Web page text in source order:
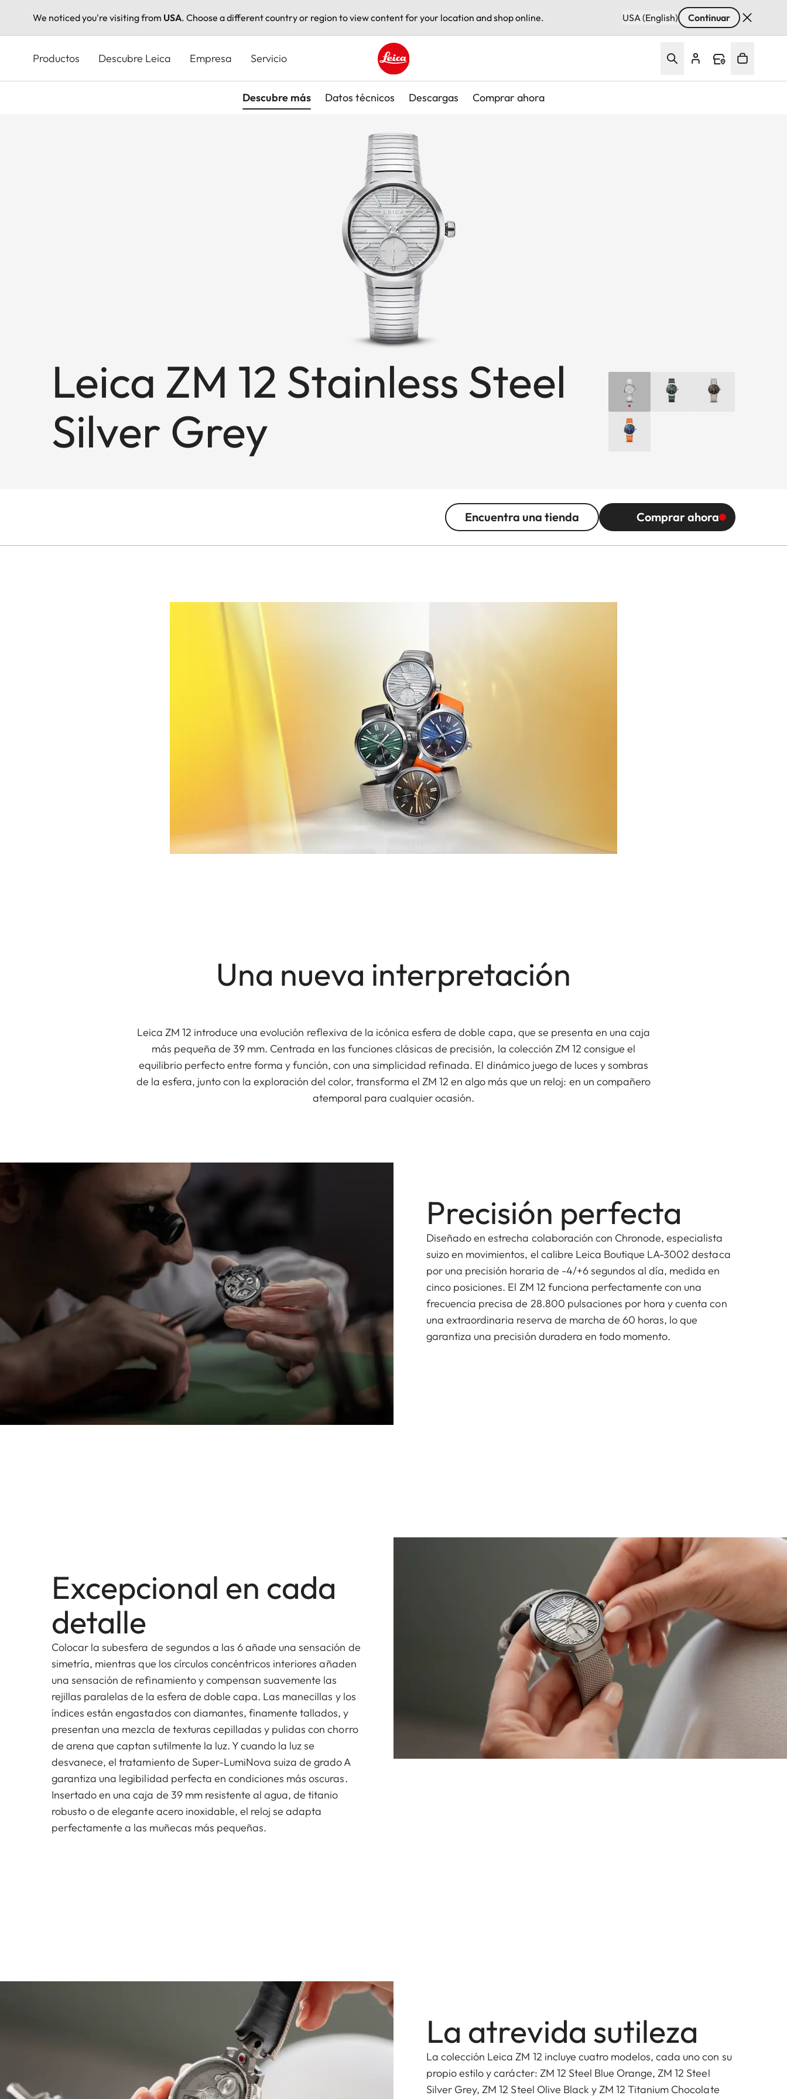
We noticed you're visiting from USA. Choose a different country or region to view content for your location and shop online. USA (English) Continuar
principal
Productos Descubre Leica Empresa Servicio
Leica logo - Home
Descubre más Datos técnicos Descargas Comprar ahora
Leica ZM 12 Stainless Steel
Silver Grey
Encuentra una tienda Comprar ahora
Una nueva interpretación
Leica ZM 12 introduce una evolución reflexiva de la icónica esfera de doble capa, que se presenta en una caja
más pequeña de 39 mm. Centrada en las funciones clásicas de precisión, la colección ZM 12 consigue el
equilibrio perfecto entre forma y función, con una simplicidad refinada. El dinámico juego de luces y sombras
de la esfera, junto con la exploración del color, transforma el ZM 12 en algo más que un reloj: en un compañero
atemporal para cualquier ocasión.
Precisión perfecta
Diseñado en estrecha colaboración con Chronode, especialista
suizo en movimientos, el calibre Leica Boutique LA-3002 destaca
por una precisión horaria de -4/+6 segundos al día, medida en
cinco posiciones. El ZM 12 funciona perfectamente con una
frecuencia precisa de 28.800 pulsaciones por hora y cuenta con
una extraordinaria reserva de marcha de 60 horas, lo que
garantiza una precisión duradera en todo momento.
Excepcional en cada
detalle
Colocar la subesfera de segundos a las 6 añade una sensación de
simetría, mientras que los círculos concéntricos interiores añaden
una sensación de refinamiento y compensan suavemente las
rejillas paralelas de la esfera de doble capa. Las manecillas y los
índices están engastados con diamantes, finamente tallados, y
presentan una mezcla de texturas cepilladas y pulidas con chorro
de arena que captan sutilmente la luz. Y cuando la luz se
desvanece, el tratamiento de Super-LumiNova suiza de grado A
garantiza una legibilidad perfecta en condiciones más oscuras.
Insertado en una caja de 39 mm resistente al agua, de titanio
robusto o de elegante acero inoxidable, el reloj se adapta
perfectamente a las muñecas más pequeñas.
La atrevida sutileza
La colección Leica ZM 12 incluye cuatro modelos, cada uno con su
propio estilo y carácter: ZM 12 Steel Blue Orange, ZM 12 Steel
Silver Grey, ZM 12 Steel Olive Black y ZM 12 Titanium Chocolate